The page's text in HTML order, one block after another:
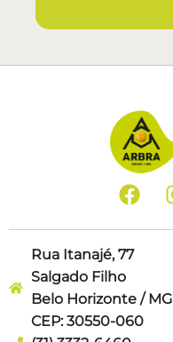
Rua Itanajé, 77
Salgado Filho
Belo Horizonte / MG
CEP: 30550-060